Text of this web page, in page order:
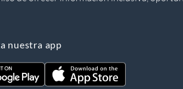
nuestra app